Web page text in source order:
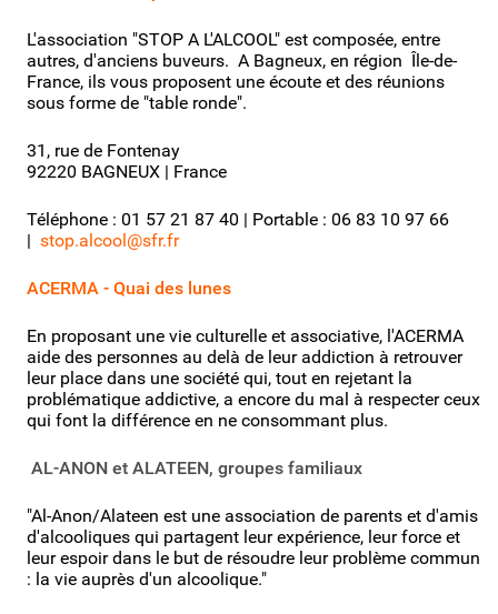
L'association "STOP A L'ALCOOL" est composée, entre
autres, d'anciens buveurs. A Bagneux, en région Île-de-
France, ils vous proposent une écoute et des réunions
sous forme de "table ronde".
31, rue de Fontenay
92220 BAGNEUX | France
Téléphone : 01 57 21 87 40 | Portable : 06 83 10 97 66
| stop.alcool@sfr.fr
ACERMA - Quai des lunes
En proposant une vie culturelle et associative, l'ACERMA
aide des personnes au delà de leur addiction à retrouver
leur place dans une société qui, tout en rejetant la
problématique addictive, a encore du mal à respecter ceux
qui font la différence en ne consommant plus.
AL-ANON et ALATEEN, groupes familiaux
"Al-Anon/Alateen est une association de parents et d'amis
d'alcooliques qui partagent leur expérience, leur force et
leur espoir dans le but de résoudre leur problème commun
: la vie auprès d'un alcoolique."